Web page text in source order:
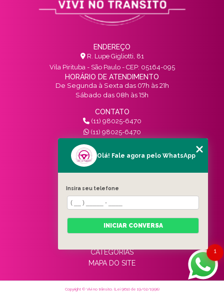
ENDEREÇO
R. Lupe Gigliotti, 81
Vila Pirituba - São Paulo - CEP: 05164-095
HORÁRIO DE ATENDIMENTO
De Segunda à Sexta das 07h às 21h
Sábado das 08h às 15h
CONTATO
(11) 98025-6470
(11) 98025-6470
contato@vivinotransito.com.br
SIGA-NOS!
MENU
HOME
QUEM SOMOS
SERVIÇOS
BLOG
CATEGORIAS
MAPA DO SITE
Copyright © Vivi no trânsito. (Lei 9610 de 19/02/1998)
1
Olá! Fale agora pelo WhatsApp
Insira seu telefone
INICIAR CONVERSA